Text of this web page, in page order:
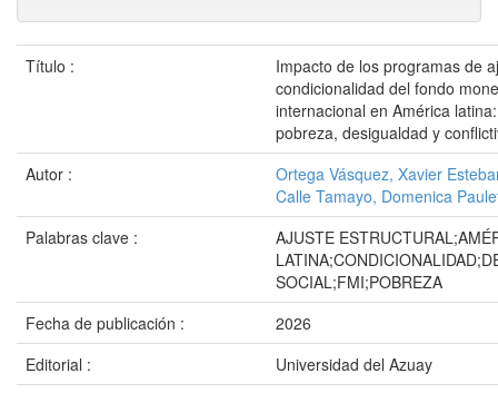
Título :
Impacto de los programas de
condicionalidad del fondo
internacional en América
pobreza, desigualdad y
Autor :
Ortega Vásquez, Xavier
Calle Tamayo, Domenica
Palabras clave :
AJUSTE
SOCIAL;FMI;POBREZA
Fecha de publicación :
2026
Editorial :
Universidad del Azuay